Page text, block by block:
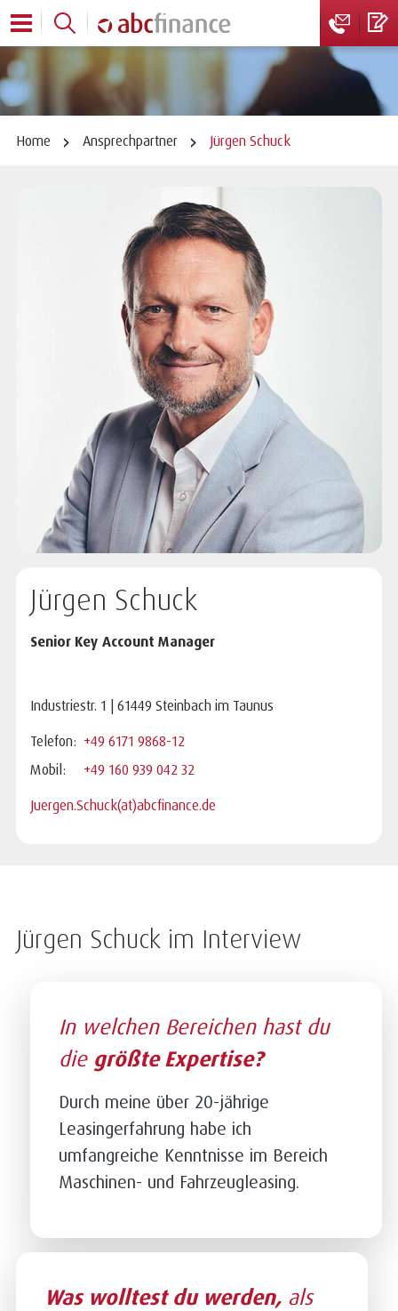
Home Ansprechpartner Jürgen Schuck
Jürgen Schuck
Senior Key Account Manager
Industriestr. 1 | 61449 Steinbach im Taunus
Telefon: +49 6171 9868-12
Mobil:
+49 160 939 042 32
Juergen.Schuck(at)abcfinance.de
Jürgen Schuck im Interview
In welchen Bereichen hast du
die größte Expertise?
Durch meine über 20-jährige
Leasingerfahrung habe ich
umfangreiche Kenntnisse im Bereich
Maschinen- und Fahrzeugleasing.
Was wolltest du werden, als